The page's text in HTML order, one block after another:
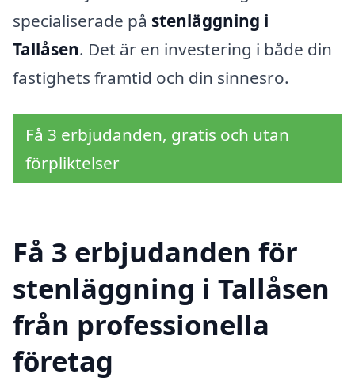
specialiserade på stenläggning i
Tallåsen. Det är en investering i både din
fastighets framtid och din sinnesro.
Få 3 erbjudanden, gratis och utan
förpliktelser
Få 3 erbjudanden för
stenläggning i Tallåsen
från professionella
företag